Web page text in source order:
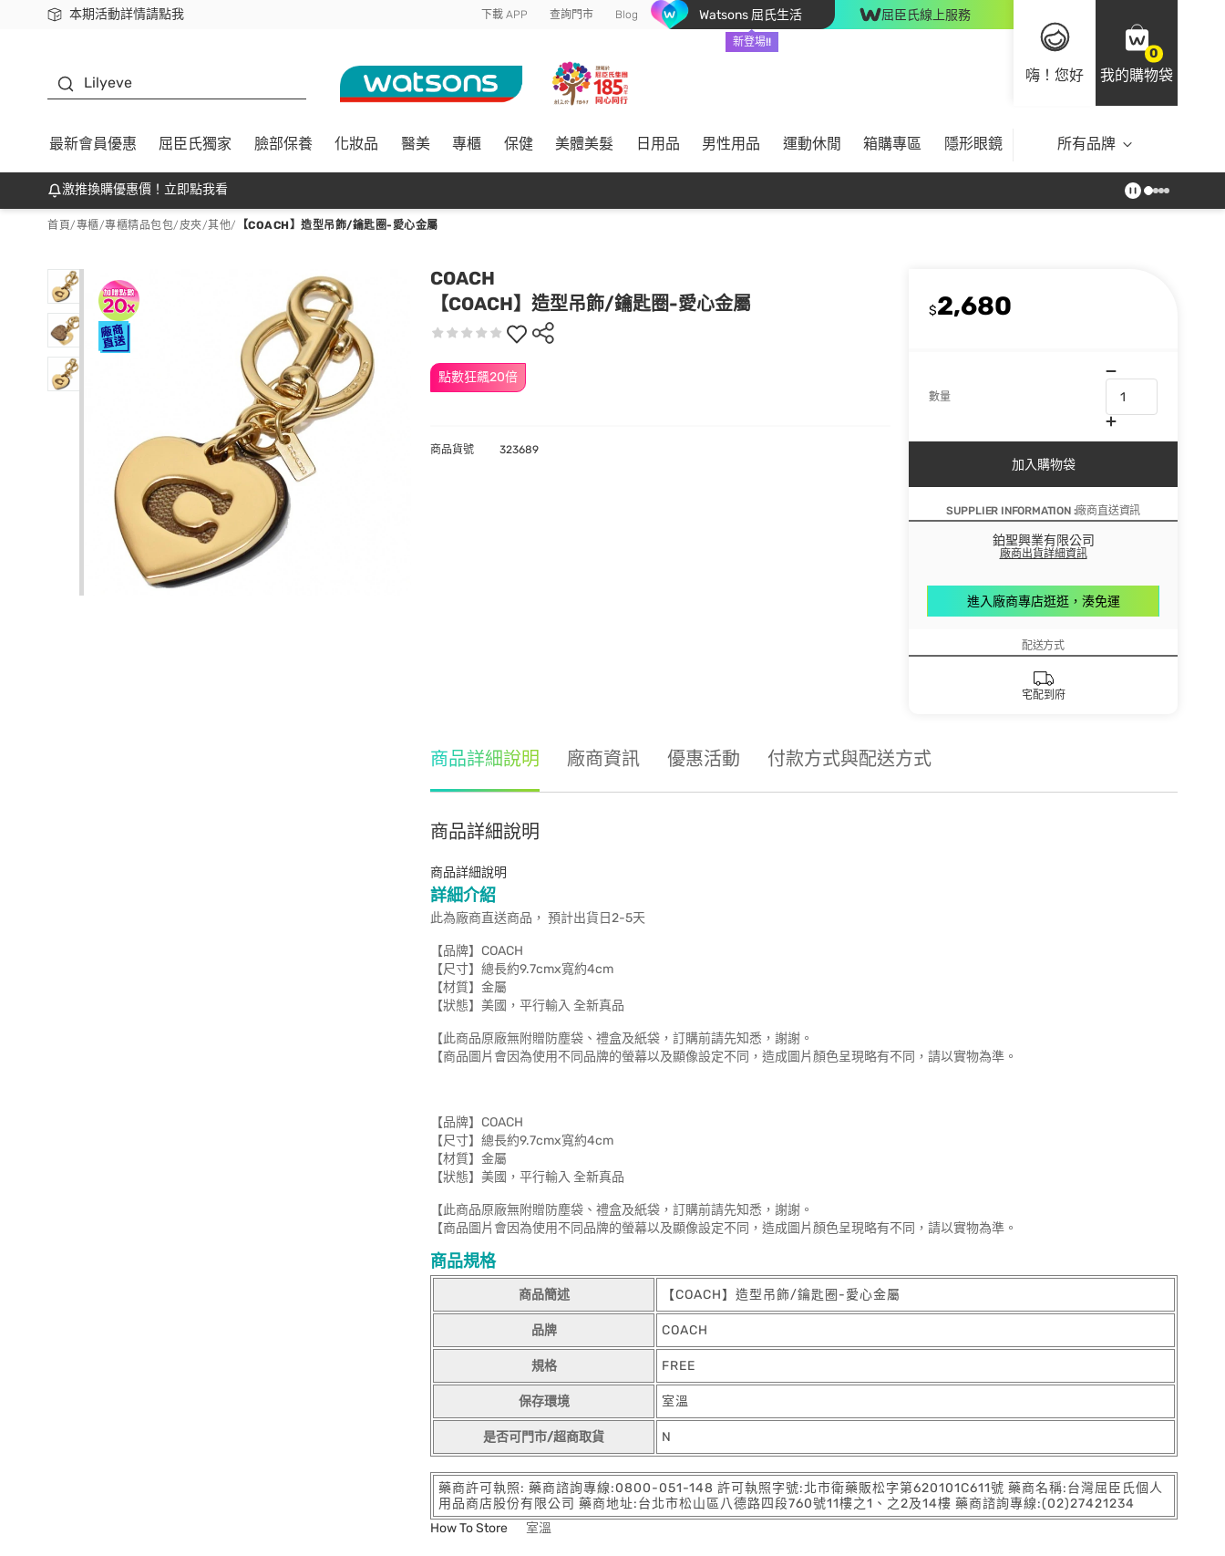
本期活動詳情請點我
下載app最高回饋$350 下載 APP 查詢門市 Blog Watsons 屈氏生活
新登場!!
屈臣氏線上服務
嗨！您好
0
我的購物袋
Lilyeve
最新會員優惠 屈臣氏獨家 臉部保養 化妝品 醫美 專櫃 保健 美體美髮 日用品 男性用品 運動休閒 箱購專區 隱形眼鏡 所有品牌
激推換購優惠價！立即點我看
首頁/專櫃/專櫃精品包包/皮夾/其他/ 【COACH】造型吊飾/鑰匙圈-愛心金屬
COACH
【COACH】造型吊飾/鑰匙圈-愛心金屬
點數狂飆20倍
$2,680
數量
加入購物袋
SUPPLIER INFORMATION :廠商直送資訊
鉑聖興業有限公司
廠商出貨詳細資訊
進入廠商專店逛逛，湊免運
配送方式
宅配到府
商品貨號 323689
商品詳細說明 廠商資訊 優惠活動 付款方式與配送方式
商品詳細說明
商品詳細說明
詳細介紹
此為廠商直送商品， 預計出貨日2-5天
【品牌】COACH
【尺寸】總長約9.7cmx寬約4cm
【材質】金屬
【狀態】美國，平行輸入 全新真品
【此商品原廠無附贈防塵袋、禮盒及紙袋，訂購前請先知悉，謝謝。
【商品圖片會因為使用不同品牌的螢幕以及顯像設定不同，造成圖片顏色呈現略有不同，請以實物為準。
【品牌】COACH
【尺寸】總長約9.7cmx寬約4cm
【材質】金屬
【狀態】美國，平行輸入 全新真品
【此商品原廠無附贈防塵袋、禮盒及紙袋，訂購前請先知悉，謝謝。
【商品圖片會因為使用不同品牌的螢幕以及顯像設定不同，造成圖片顏色呈現略有不同，請以實物為準。
商品規格
商品簡述 【COACH】造型吊飾/鑰匙圈-愛心金屬
品牌 COACH
規格 FREE
保存環境 室溫
是否可門市/超商取貨 N
藥商許可執照: 藥商諮詢專線:0800-051-148 許可執照字號:北市衛藥販松字第620101C611號 藥商名稱:台灣屈臣氏個人
用品商店股份有限公司 藥商地址:台北市松山區八德路四段760號11樓之1、之2及14樓 藥商諮詢專線:(02)27421234
How To Store
室溫